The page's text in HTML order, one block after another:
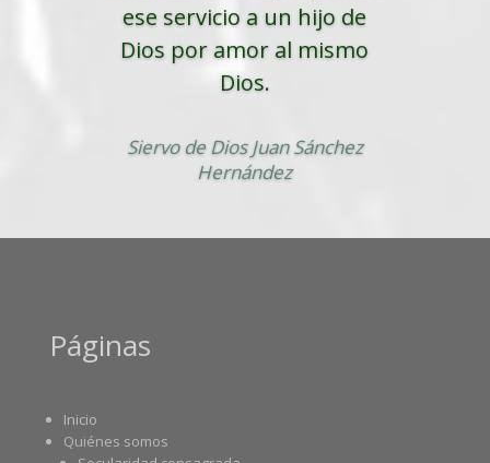
ese servicio a un hijo de
Dios por amor al mismo
Dios.
Siervo de Dios Juan Sánchez
Hernández
Páginas
Inicio
Quiénes somos